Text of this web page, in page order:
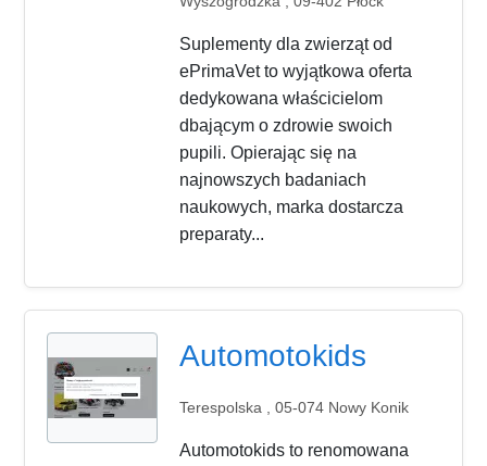
Suplementy dla zwierząt od
ePrimaVet to wyjątkowa oferta
dedykowana właścicielom
dbającym o zdrowie swoich
pupili. Opierając się na
najnowszych badaniach
naukowych, marka dostarcza
preparaty...
Automotokids
Terespolska , 05-074 Nowy Konik
Automotokids to renomowana